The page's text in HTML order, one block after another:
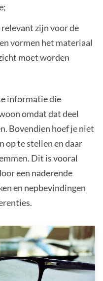
zijn voor de
vormen het materiaal
moet worden
informatie die
omdat dat deel
Bovendien hoef je niet
op te stellen en daar
Dit is vooral
een naderende
en nepbevindingen